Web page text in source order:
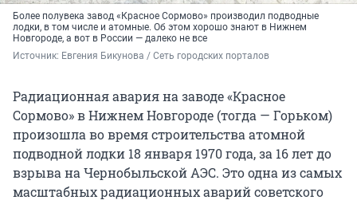
Более полувека завод «Красное Сормово» производил подводные
лодки, в том числе и атомные. Об этом хорошо знают в Нижнем
Новгороде, а вот в России — далеко не все
Источник: Евгения Бикунова / Сеть городских порталов
Радиационная авария на заводе «Красное
Сормово» в Нижнем Новгороде (тогда — Горьком)
произошла во время строительства атомной
подводной лодки 18 января 1970 года, за 16 лет до
взрыва на Чернобыльской АЭС. Это одна из самых
масштабных радиационных аварий советского